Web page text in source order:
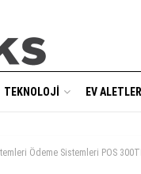
TEKNOLOJI EV
Ödeme Sistemleri POS